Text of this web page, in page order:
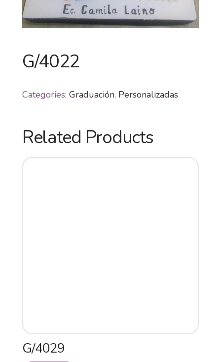
G/4022
Categories: Graduación, Personalizadas
Related Products
G/4029